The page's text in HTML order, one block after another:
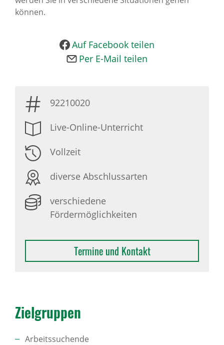
können.
Auf Facebook teilen
Per E-Mail teilen
92210020
Live-Online-Unterricht
Vollzeit
diverse Abschlussarten
verschiedene
Fördermöglichkeiten
Termine und Kontakt
Ziel­gruppen
Arbeitssuchende